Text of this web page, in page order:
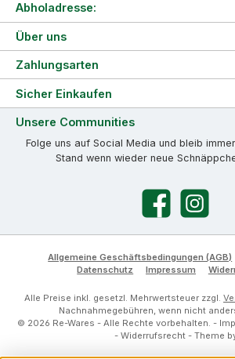
Über uns
Zahlungsarten
Abholadresse:
Sicher Einkaufen
Unsere Communities
Folge uns auf Social Media und bleib
Stand wenn wieder neue
FacebookInstagram
Allgemeine Geschäftsbedingungen (AGB)
Datenschutz
Impressum
Alle Preise inkl. gesetzl. Mehrwertsteuer zzgl.
Nachnahmegebühren, wenn nicht
© 2026 Re-Wares - Alle Rechte vorbehalten. -
- Widerrufsrecht- Theme